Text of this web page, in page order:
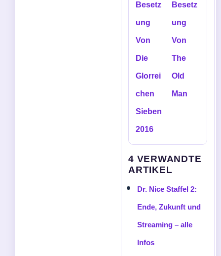
Besetz
ung
Von
Die
Glorrei
chen
Sieben
2016
Besetz
ung
Von
The
Old
Man
4 VERWANDTE
ARTIKEL
Dr. Nice Staffel 2:
Ende, Zukunft und
Streaming – alle
Infos